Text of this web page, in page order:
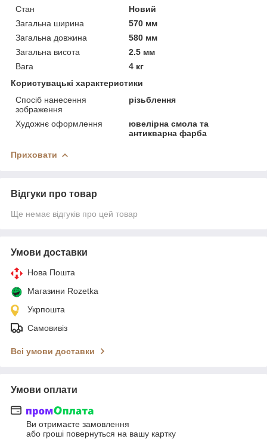
Стан
Новий
Загальна ширина
570 мм
Загальна довжина
580 мм
Загальна висота
2.5 мм
Вага
4 кг
Користувацькі характеристики
Спосіб нанесення
зображення
різьблення
Художнє оформлення
ювелірна смола та
антикварна фарба
Приховати
Відгуки про товар
Ще немає відгуків про цей товар
Умови доставки
Нова Пошта
Магазини Rozetka
Укрпошта
Самовивіз
Всі умови доставки
Умови оплати
Ви отримаєте замовлення
або гроші повернуться на вашу картку